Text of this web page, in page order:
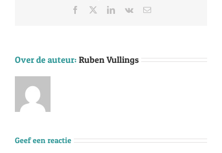
Facebook
LinkedIn
Vk
E-
Over de auteur: Ruben Vullings
Geef een reactie